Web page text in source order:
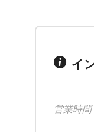
イ
営業時